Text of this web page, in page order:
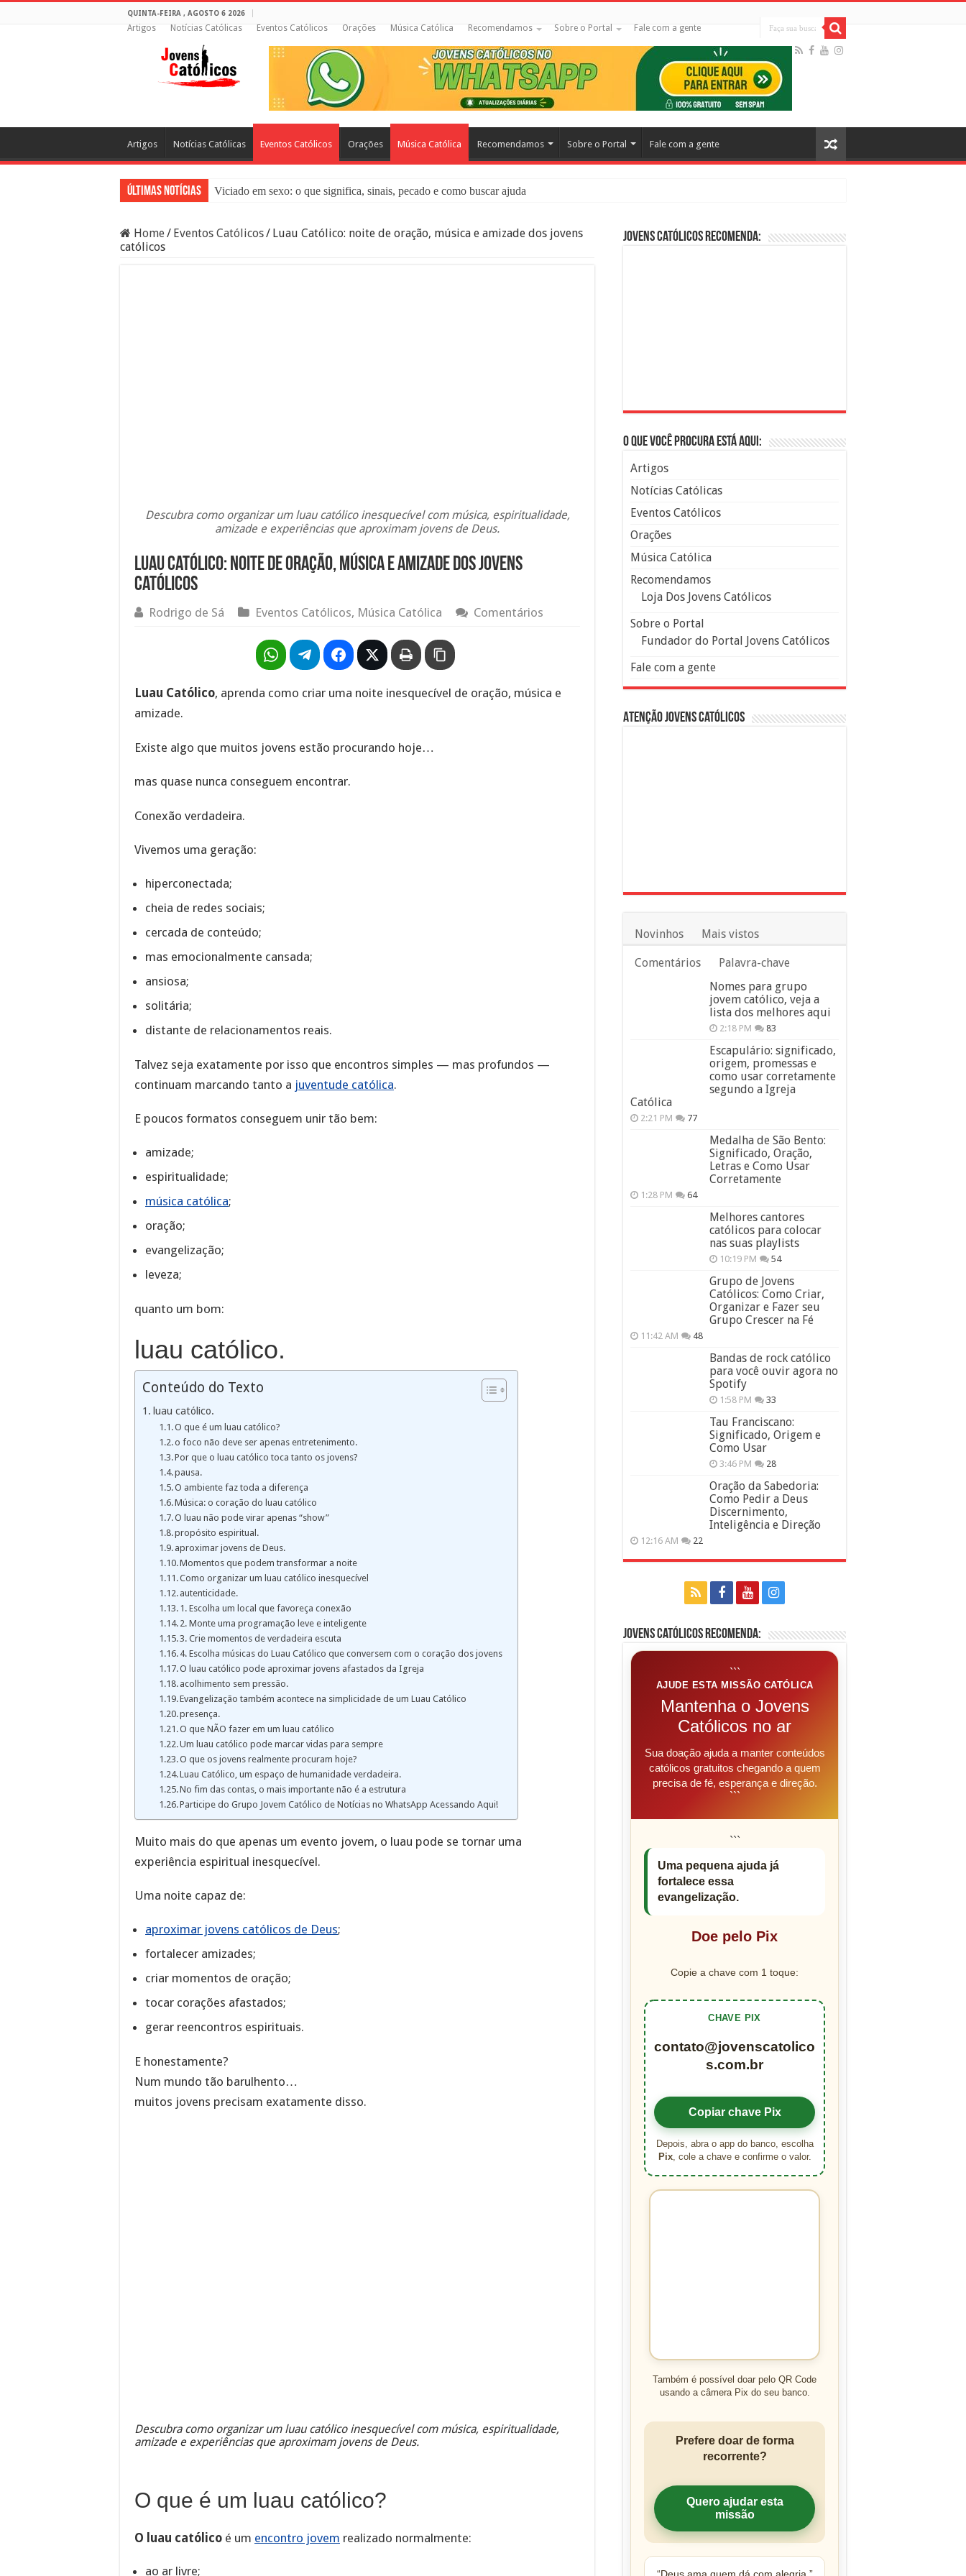
QUINTA-FEIRA , AGOSTO 6 2026
Artigos Notícias Católicas Eventos Católicos Orações Música Católica Recomendamos Sobre o Portal Fale com a gente
Artigos Notícias Católicas Eventos Católicos Orações Música Católica Recomendamos Sobre o Portal Fale com a gente
Últimas Notícias
Viciado em sexo: o que significa, sinais, pecado e como buscar ajuda
Filme Sagrado Coração – Seu Reino Não Terá Fim: O Documentário Que Vai Tocar os Católicos no Cinema
Home/ Eventos Católicos/ Luau Católico: noite de oração, música e amizade dos jovens
católicos
Descubra como organizar um luau católico inesquecível com música, espiritualidade,
amizade e experiências que aproximam jovens de Deus.
Luau Católico: noite de oração, música e amizade dos jovens
católicos
Rodrigo de Sá Eventos Católicos, Música Católica Comentários
Luau Católico, aprenda como criar uma noite inesquecível de oração, música e
amizade.
Existe algo que muitos jovens estão procurando hoje…
mas quase nunca conseguem encontrar.
Conexão verdadeira.
Vivemos uma geração:
hiperconectada;
cheia de redes sociais;
cercada de conteúdo;
mas emocionalmente cansada;
ansiosa;
solitária;
distante de relacionamentos reais.
Talvez seja exatamente por isso que encontros simples — mas profundos —
continuam marcando tanto a juventude católica.
E poucos formatos conseguem unir tão bem:
amizade;
espiritualidade;
música católica;
oração;
evangelização;
leveza;
quanto um bom:
luau católico.
Conteúdo do Texto
luau católico.
O que é um luau católico?
o foco não deve ser apenas entretenimento.
Por que o luau católico toca tanto os jovens?
pausa.
O ambiente faz toda a diferença
Música: o coração do luau católico
O luau não pode virar apenas “show”
propósito espiritual.
aproximar jovens de Deus.
Momentos que podem transformar a noite
Como organizar um luau católico inesquecível
autenticidade.
1. Escolha um local que favoreça conexão
2. Monte uma programação leve e inteligente
3. Crie momentos de verdadeira escuta
4. Escolha músicas do Luau Católico que conversem com o coração dos jovens
O luau católico pode aproximar jovens afastados da Igreja
acolhimento sem pressão.
Evangelização também acontece na simplicidade de um Luau Católico
presença.
O que NÃO fazer em um luau católico
Um luau católico pode marcar vidas para sempre
O que os jovens realmente procuram hoje?
Luau Católico, um espaço de humanidade verdadeira.
No fim das contas, o mais importante não é a estrutura
Participe do Grupo Jovem Católico de Notícias no WhatsApp Acessando Aqui!
Muito mais do que apenas um evento jovem, o luau pode se tornar uma
experiência espiritual inesquecível.
Uma noite capaz de:
aproximar jovens católicos de Deus;
fortalecer amizades;
criar momentos de oração;
tocar corações afastados;
gerar reencontros espirituais.
E honestamente?
Num mundo tão barulhento…
muitos jovens precisam exatamente disso.
Descubra como organizar um luau católico inesquecível com música, espiritualidade,
amizade e experiências que aproximam jovens de Deus.
O que é um luau católico?
O luau católico é um encontro jovem realizado normalmente:
ao ar livre;
Jovens Católicos Recomenda:
O que você procura está aqui:
Artigos
Notícias Católicas
Eventos Católicos
Orações
Música Católica
Recomendamos
Loja Dos Jovens Católicos
Sobre o Portal
Fundador do Portal Jovens Católicos
Fale com a gente
Atenção Jovens Católicos
Novinhos Mais vistos
Comentários
Palavra-chave
Nomes para grupo
jovem católico, veja a
lista dos melhores aqui
2:18 PM 83
Escapulário: significado,
origem, promessas e
como usar corretamente
segundo a Igreja
Católica
2:21 PM 77
Medalha de São Bento:
Significado, Oração,
Letras e Como Usar
Corretamente
1:28 PM 64
Melhores cantores
católicos para colocar
nas suas playlists
10:19 PM 54
Grupo de Jovens
Católicos: Como Criar,
Organizar e Fazer seu
Grupo Crescer na Fé
11:42 AM 48
Bandas de rock católico
para você ouvir agora no
Spotify
1:58 PM 33
Tau Franciscano:
Significado, Origem e
Como Usar
3:46 PM 28
Oração da Sabedoria:
Como Pedir a Deus
Discernimento,
Inteligência e Direção
12:16 AM 22
Jovens Católicos Recomenda:
```
AJUDE ESTA MISSÃO CATÓLICA
Mantenha o Jovens
Católicos no ar
Sua doação ajuda a manter conteúdos
católicos gratuitos chegando a quem
precisa de fé, esperança e direção.
```
```
Uma pequena ajuda já
fortalece essa
evangelização.
Doe pelo Pix
Copie a chave com 1 toque:
CHAVE PIX
contato@jovenscatolico
s.com.br
Copiar chave Pix
Depois, abra o app do banco, escolha
Pix, cole a chave e confirme o valor.
Também é possível doar pelo QR Code
usando a câmera Pix do seu banco.
Prefere doar de forma
recorrente?
Quero ajudar esta
missão